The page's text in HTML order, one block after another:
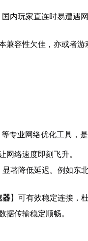
内玩家直连时易遭遇
兼容性欠佳，亦或者
等专业网络优化工具，
网络速度即刻飞升。
著降低延迟。例如
器】可有效稳定连接，
传输稳定顺畅。